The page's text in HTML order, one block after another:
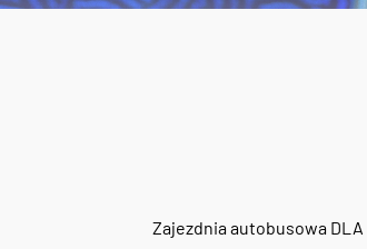
Zajezdnia autobusowa DLA